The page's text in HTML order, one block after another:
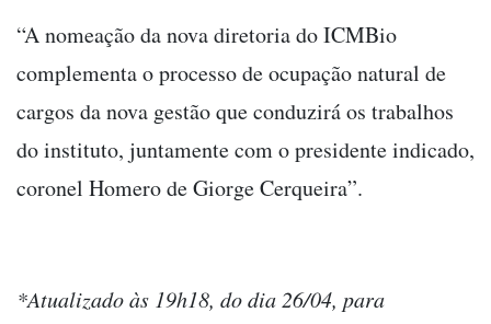
“A nomeação da nova diretoria do ICMBio
complementa o processo de ocupação natural de
cargos da nova gestão que conduzirá os trabalhos
do instituto, juntamente com o presidente indicado,
coronel Homero de Giorge Cerqueira”.
*Atualizado às 19h18, do dia 26/04, para